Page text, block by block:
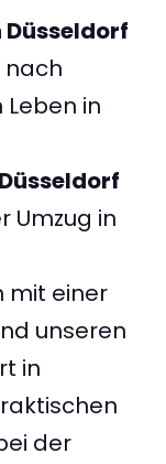
Düsseldorf
nach
in
Umzug in
mit einer
unseren
in
der